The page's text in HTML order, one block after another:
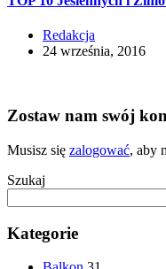
Redakcja
24 września, 2016
Zostaw nam swój
Musisz się zalogować, aby
Szukaj
Kategorie